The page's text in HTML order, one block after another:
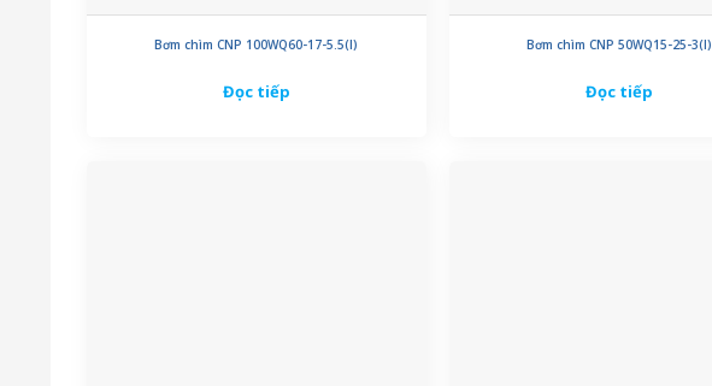
Bơm chìm CNP 100WQ60-17-5.5(I)
Đọc tiếp
Bơm chìm CNP 50WQ15-25-3(I)
Đọc tiếp